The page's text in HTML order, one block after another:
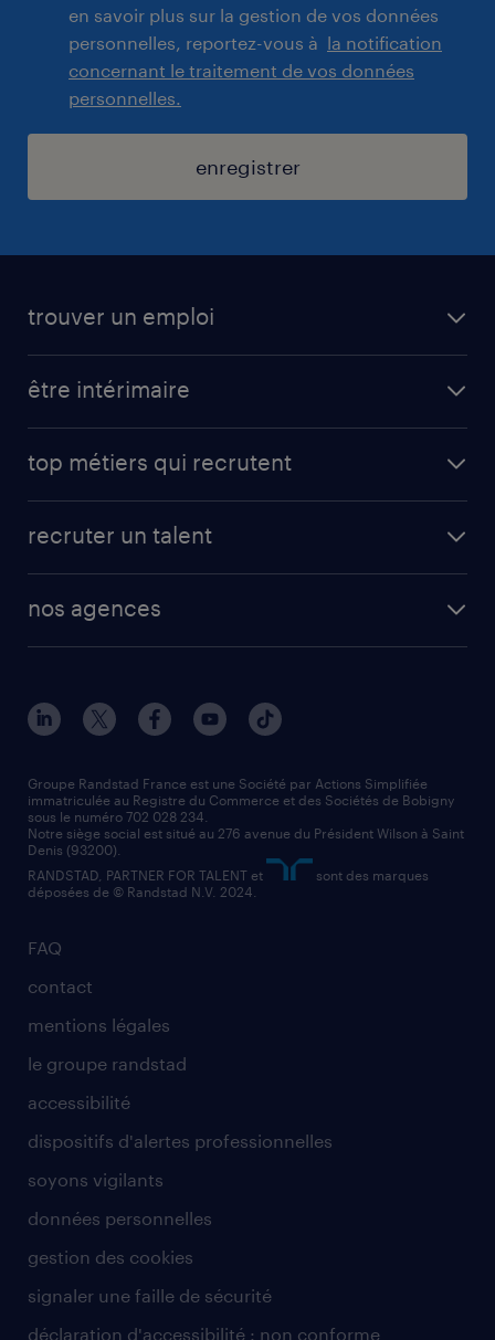
en savoir plus sur la gestion de vos données
personnelles, reportez-vous à la notification
concernant le traitement de vos données
personnelles.
enregistrer
trouver un emploi
créer un compte candidat
être intérimaire
app talent / portail web
top métiers qui recrutent
manutentionnaire
assistant administratif
comptable
recruter un talent
solutions opérationnelles
contact entreprise
faq intérim / recrutement
nos agences
nos agences par ville
nos agences par région
nos cabinets de recrutement
FAQ
contact
mentions légales
le groupe randstad
accessibilité
dispositifs d'alertes professionnelles
soyons vigilants
données personnelles
gestion des cookies
signaler une faille de sécurité
déclaration d'accessibilité : non conforme
Groupe Randstad France est une Société par Actions Simplifiée
immatriculée au Registre du Commerce et des Sociétés de Bobigny
sous le numéro 702 028 234.
Notre siège social est situé au 276 avenue du Président Wilson à Saint
Denis (93200).
RANDSTAD, PARTNER FOR TALENT et
sont des marques
déposées de © Randstad N.V. 2024.